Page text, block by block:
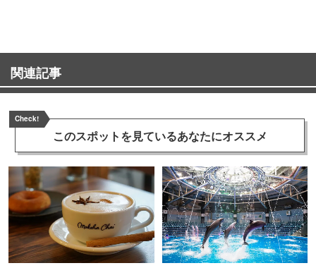
関連記事
Check!
このスポットを見ているあなたにオススメ